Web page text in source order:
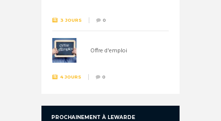
3 JOURS 0
Offre d'emploi
4 JOURS 0
PROCHAINEMENT À LEWARDE